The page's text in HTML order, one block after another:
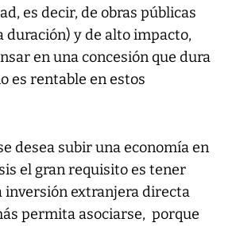
es decir, de obras públicas
duración) y de alto impacto,
en una concesión que dura
es rentable en estos
desea subir una economía en
el gran requisito es tener
inversión extranjera directa
permita asociarse, porque